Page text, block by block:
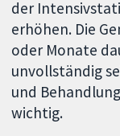
der
erhöhen. Die
oder Monate
unvollständig
und
wichtig.